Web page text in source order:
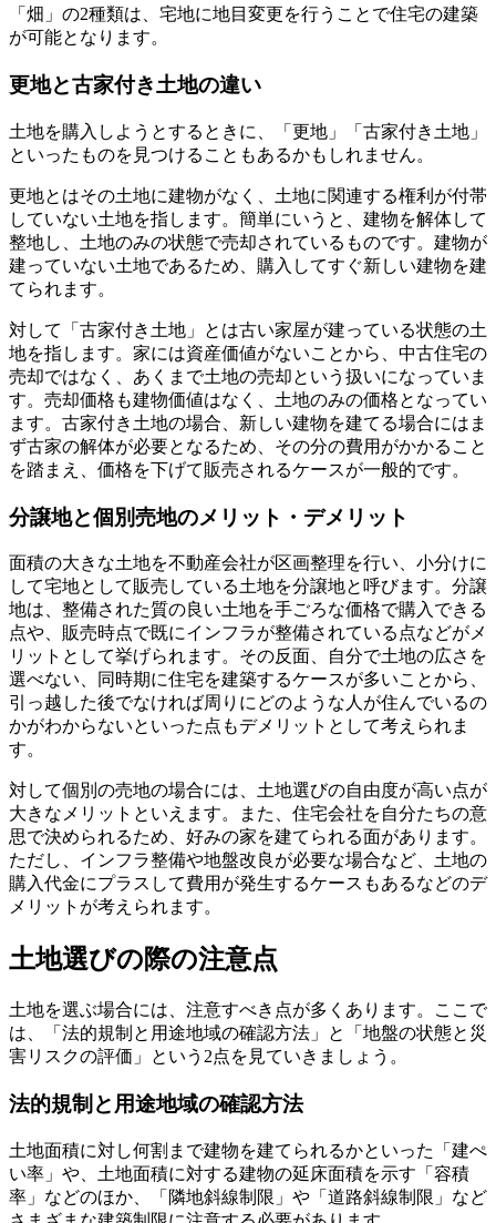
「畑」の2種類は、宅地に地目変更を行うことで住宅の建築
が可能となります。
更地と古家付き土地の違い
土地を購入しようとするときに、「更地」「古家付き土地」
といったものを見つけることもあるかもしれません。
更地とはその土地に建物がなく、土地に関連する権利が付帯
していない土地を指します。簡単にいうと、建物を解体して
整地し、土地のみの状態で売却されているものです。建物が
建っていない土地であるため、購入してすぐ新しい建物を建
てられます。
対して「古家付き土地」とは古い家屋が建っている状態の土
地を指します。家には資産価値がないことから、中古住宅の
売却ではなく、あくまで土地の売却という扱いになっていま
す。売却価格も建物価値はなく、土地のみの価格となってい
ます。古家付き土地の場合、新しい建物を建てる場合にはま
ず古家の解体が必要となるため、その分の費用がかかること
を踏まえ、価格を下げて販売されるケースが一般的です。
分譲地と個別売地のメリット・デメリット
面積の大きな土地を不動産会社が区画整理を行い、小分けに
して宅地として販売している土地を分譲地と呼びます。分譲
地は、整備された質の良い土地を手ごろな価格で購入できる
点や、販売時点で既にインフラが整備されている点などがメ
リットとして挙げられます。その反面、自分で土地の広さを
選べない、同時期に住宅を建築するケースが多いことから、
引っ越した後でなければ周りにどのような人が住んでいるの
かがわからないといった点もデメリットとして考えられま
す。
対して個別の売地の場合には、土地選びの自由度が高い点が
大きなメリットといえます。また、住宅会社を自分たちの意
思で決められるため、好みの家を建てられる面があります。
ただし、インフラ整備や地盤改良が必要な場合など、土地の
購入代金にプラスして費用が発生するケースもあるなどのデ
メリットが考えられます。
土地選びの際の注意点
土地を選ぶ場合には、注意すべき点が多くあります。ここで
は、「法的規制と用途地域の確認方法」と「地盤の状態と災
害リスクの評価」という2点を見ていきましょう。
法的規制と用途地域の確認方法
土地面積に対し何割まで建物を建てられるかといった
「建ぺ
い率」 や、土地面積に対する建物の延床面積を示す 「容積
率」 などのほか、
「隣地斜線制限」や「道路斜線制限」など